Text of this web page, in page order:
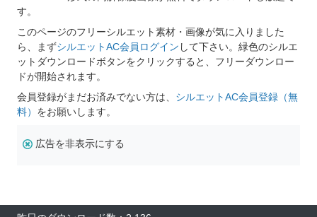
す。
このページのフリーシルエット素材・画像が気に入りました
ら、まずシルエットAC会員ログイン して下さい。緑色のシルエ
ットダウンロードボタンをクリックすると、フリーダウンロー
ドが開始されます。
会員登録がまだお済みでない方は、 シルエットAC会員登録（無
料） をお願いします。
広告を非表示にする